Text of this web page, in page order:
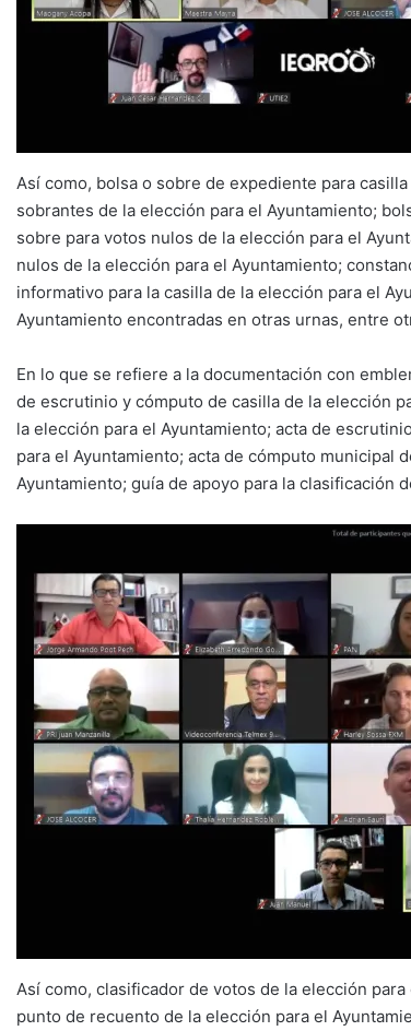
Así como, bolsa o sobre de expediente para
sobrantes de la elección para el Ayuntamiento;
sobre para votos nulos de la elección para el
nulos de la elección para el Ayuntamiento;
informativo para la casilla de la elección para el
Ayuntamiento encontradas en otras urnas, entre
En lo que se refiere a la documentación con
de escrutinio y cómputo de casilla de la elección
la elección para el Ayuntamiento; acta de
para el Ayuntamiento; acta de cómputo municipal
Ayuntamiento; guía de apoyo para la clasificación
Así como, clasificador de votos de la elección
punto de recuento de la elección para el